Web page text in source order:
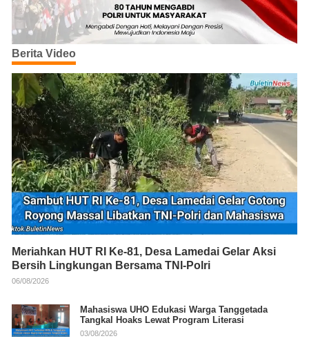
Berita Video
Meriahkan HUT RI Ke-81, Desa Lamedai Gelar Aksi
Bersih Lingkungan Bersama TNI-Polri
06/08/2026
Mahasiswa UHO Edukasi Warga Tanggetada
Tangkal Hoaks Lewat Program Literasi
03/08/2026